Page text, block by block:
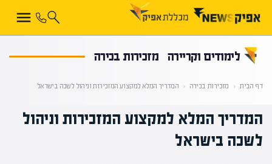
לימודים וקריירה מזכירות בכירה
דף הבית ‹ מזכירות בכירה ‹ המדריך המלא למקצוע המזכירות וניהול לשכה בישראל
המדריך המלא למקצוע המזכירות וניהול
לשכה בישראל